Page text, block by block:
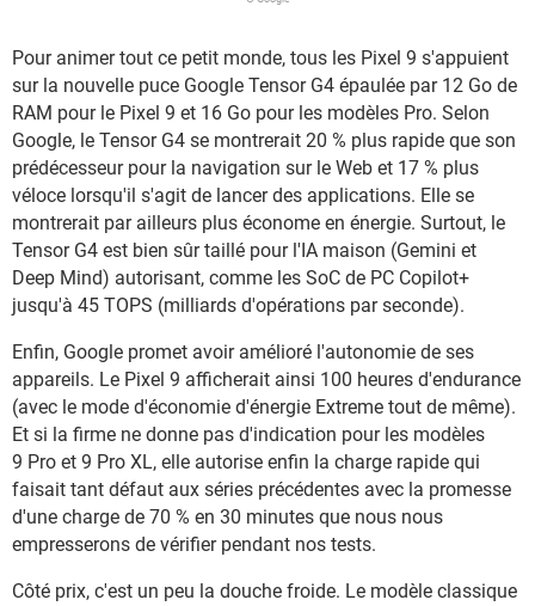
Pour animer tout ce petit monde, tous les Pixel 9 s'appuient
sur la nouvelle puce Google Tensor G4 épaulée par 12 Go de
RAM pour le Pixel 9 et 16 Go pour les modèles Pro. Selon
Google, le Tensor G4 se montrerait 20 % plus rapide que son
prédécesseur pour la navigation sur le Web et 17 % plus
véloce lorsqu'il s'agit de lancer des applications. Elle se
montrerait par ailleurs plus économe en énergie. Surtout, le
Tensor G4 est bien sûr taillé pour l'IA maison (Gemini et
Deep Mind) autorisant, comme les SoC de PC Copilot+
jusqu'à 45 TOPS (milliards d'opérations par seconde).
Enfin, Google promet avoir amélioré l'autonomie de ses
appareils. Le Pixel 9 afficherait ainsi 100 heures d'endurance
(avec le mode d'économie d'énergie Extreme tout de même).
Et si la firme ne donne pas d'indication pour les modèles
9 Pro et 9 Pro XL, elle autorise enfin la charge rapide qui
faisait tant défaut aux séries précédentes avec la promesse
d'une charge de 70 % en 30 minutes que nous nous
empresserons de vérifier pendant nos tests.
Côté prix, c'est un peu la douche froide. Le modèle classique